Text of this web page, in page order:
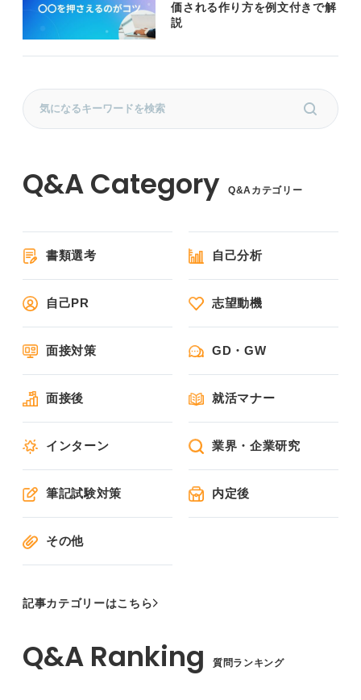
価される作り方を例文付きで解
説
Q&Aカテゴリー
書類選考 自己分析
自己PR 志望動機
面接対策 GD・GW
面接後 就活マナー
インターン 業界・企業研究
筆記試験対策 内定後
その他
記事カテゴリーはこちら
質問ランキング